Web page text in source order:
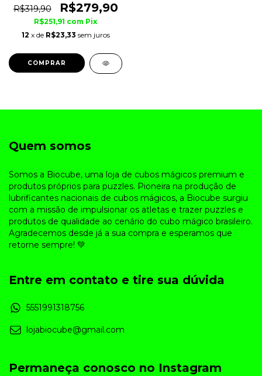
R$319,90 R$279,90
R$251,91 com Pix
12 x de R$23,33 sem juros
COMPRAR
Quem somos
Somos a Biocube, uma loja de cubos mágicos premium e
produtos próprios para puzzles. Pioneira na produção de
lubrificantes nacionais de cubos mágicos, a Biocube surgiu
com a missão de impulsionar os atletas e trazer puzzles e
produtos de qualidade ao cenário do cubo mágico brasileiro.
Agradecemos desde já a sua compra e esperamos que
retorne sempre! 💚
Entre em contato e tire sua dúvida
5551991318756
lojabiocube@gmail.com
Permaneça conosco no Instagram